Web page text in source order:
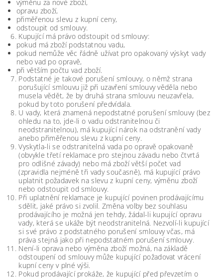
výměnu za nové zboží,
opravu zboží,
přiměřenou slevu z kupní ceny,
odstoupit od smlouvy.
Kupující má právo odstoupit od smlouvy:
pokud má zboží podstatnou vadu,
pokud nemůže věc řádně užívat pro opakovaný výskyt vady
nebo vad po opravě,
při větším počtu vad zboží.
Podstatné je takové porušení smlouvy, o němž strana
porušující smlouvu již při uzavření smlouvy věděla nebo
musela vědět, že by druhá strana smlouvu neuzavřela,
pokud by toto porušení předvídala.
U vady, která znamená nepodstatné porušení smlouvy (bez
ohledu na to, jde-li o vadu odstranitelnou či
neodstranitelnou), má kupující nárok na odstranění vady
anebo přiměřenou slevu z kupní ceny.
Vyskytla-li se odstranitelná vada po opravě opakovaně
(obvykle třetí reklamace pro stejnou závadu nebo čtvrtá
pro odlišné závady) nebo má zboží větší počet vad
(zpravidla nejméně tři vady současně), má kupující právo
uplatnit požadavek na slevu z kupní ceny, výměnu zboží
nebo odstoupit od smlouvy.
Při uplatnění reklamace je kupující povinen prodávajícímu
sdělit, jaké právo si zvolil. Změna volby bez souhlasu
prodávajícího je možná jen tehdy, žádal-li kupující opravu
vady, která se ukáže být neodstranitelná. Nezvolí-li kupující
si své právo z podstatného porušení smlouvy včas, má
práva stejná jako při nepodstatném porušení smlouvy.
Není-li oprava nebo výměna zboží možná, na základě
odstoupení od smlouvy může kupující požadovat vrácení
kupní ceny v plné výši.
Pokud prodávající prokáže, že kupující před převzetím o